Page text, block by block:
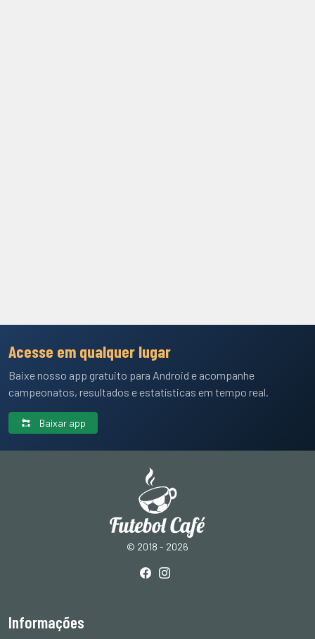
Acesse em qualquer lugar
Baixe nosso app gratuito para Android e acompanhe
campeonatos, resultados e estatísticas em tempo real.
Baixar app
© 2018 - 2026
Informações